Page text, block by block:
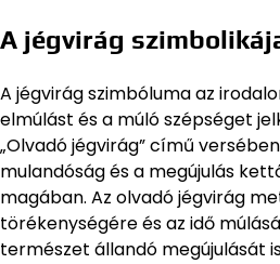
A jégvirág
A jégvirág szimbóluma az
elmúlást és a múló szépséget
„Olvadó jégvirág” című
mulandóság és a megújulás
magában. Az olvadó jégvirág
törékenységére és az idő
természet állandó megújulását